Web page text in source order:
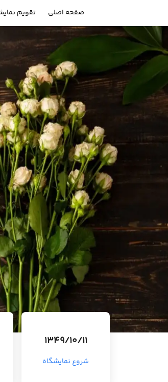
صفحه اصلی تقویم
1349/10/11
شروع نمایشگاه